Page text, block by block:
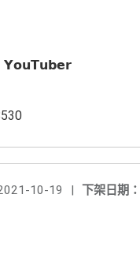
𝗬𝗼𝘂𝗧𝘂𝗯𝗲𝗿
下架日期：
10-19 |